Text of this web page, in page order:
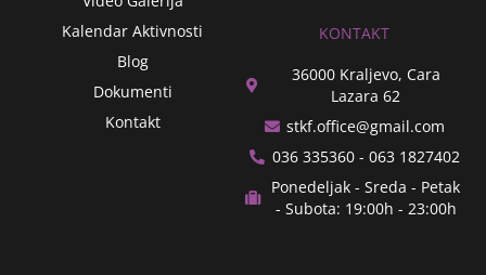
Kalendar Aktivnosti
Blog
Dokumenti
Kontakt
KONTAKT
36000 Kraljevo, Cara
Lazara 62
stkf.office@gmail.com
036 335360 - 063 1827402
Ponedeljak - Sreda - Petak
- Subota: 19:00h - 23:00h